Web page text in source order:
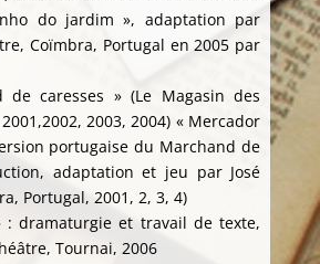
do jardim », adaptation par
Coïmbra, Portugal en 2005 par
de caresses » (Le Magasin des
2003, 2004) « Mercador
portugaise du Marchand de
adaptation et jeu par José
Portugal, 2001, 2, 3, 4)
: dramaturgie et travail de texte,
Tournai, 2006